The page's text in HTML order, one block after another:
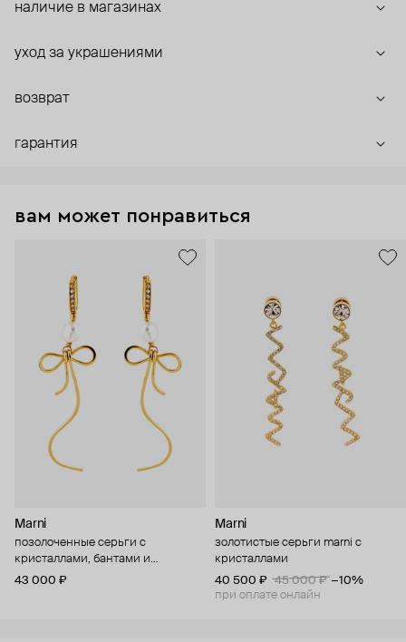
наличие в магазинах
уход за украшениями
возврат
гарантия
вам может понравиться
Marni
позолоченные серьги с
кристаллами, бантами и
жемчужинами
43 000 ₽
Marni
золотистые серьги marni с
кристаллами
40 500 ₽
45 000 ₽ −10%
при оплате онлайн